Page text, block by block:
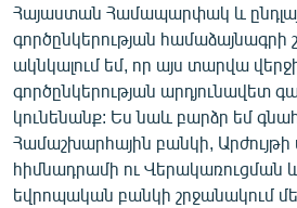
Հայաստան Համապարփակ և
գործընկերության համաձայնագրի
ակնկալում եմ, որ այս տարվա
գործընկերության արդյունավետ
կունենանք: Ես նաև բարձր եմ
Համաշխարհային բանկի, Արժույթի
հիմնադրամի ու Վերակառուցման
եվրոպական բանկի շրջանակում